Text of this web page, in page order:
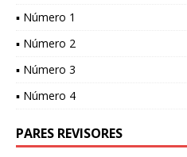
▪ Número 1
▪ Número 2
▪ Número 3
▪ Número 4
PARES REVISORES